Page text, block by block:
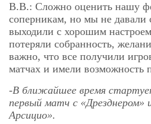
В.В.: Сложно оценить нашу
соперникам, но мы не давали
выходили с хорошим
потеряли собранность,
важно, что все получили
матчах и имели возможность
-В ближайшее время
первый матч с
Арсицио».